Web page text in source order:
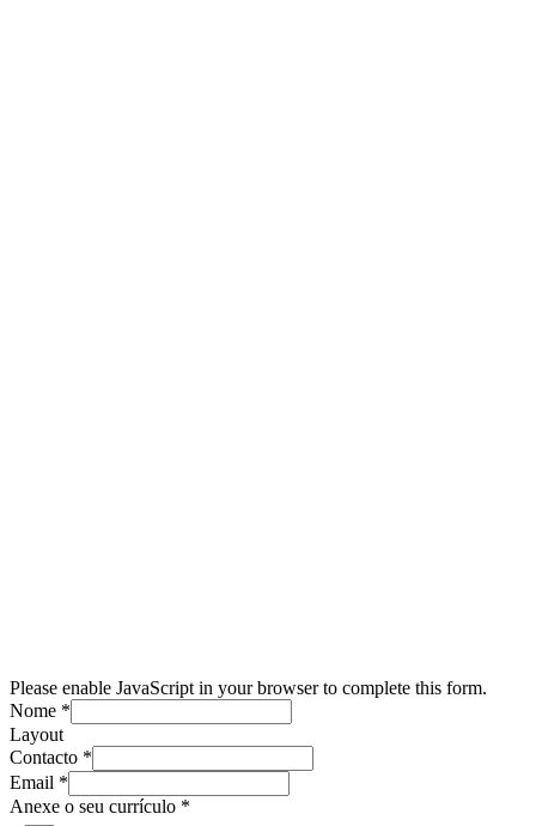
Please enable JavaScript in your browser to complete this form.
Nome *
Layout
Contacto *
Email *
Anexe o seu currículo *